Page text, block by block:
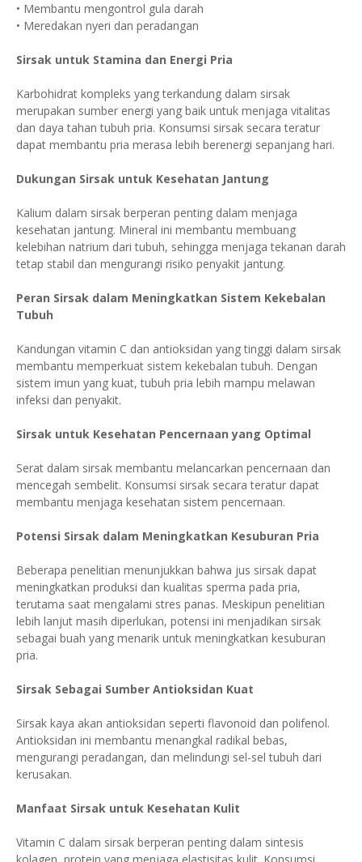
• Membantu mengontrol gula darah
• Meredakan nyeri dan peradangan
Sirsak untuk Stamina dan Energi Pria
Karbohidrat kompleks yang terkandung dalam sirsak
merupakan sumber energi yang baik untuk menjaga vitalitas
dan daya tahan tubuh pria. Konsumsi sirsak secara teratur
dapat membantu pria merasa lebih berenergi sepanjang hari.
Dukungan Sirsak untuk Kesehatan Jantung
Kalium dalam sirsak berperan penting dalam menjaga
kesehatan jantung. Mineral ini membantu membuang
kelebihan natrium dari tubuh, sehingga menjaga tekanan darah
tetap stabil dan mengurangi risiko penyakit jantung.
Peran Sirsak dalam Meningkatkan Sistem Kekebalan
Tubuh
Kandungan vitamin C dan antioksidan yang tinggi dalam sirsak
membantu memperkuat sistem kekebalan tubuh. Dengan
sistem imun yang kuat, tubuh pria lebih mampu melawan
infeksi dan penyakit.
Sirsak untuk Kesehatan Pencernaan yang Optimal
Serat dalam sirsak membantu melancarkan pencernaan dan
mencegah sembelit. Konsumsi sirsak secara teratur dapat
membantu menjaga kesehatan sistem pencernaan.
Potensi Sirsak dalam Meningkatkan Kesuburan Pria
Beberapa penelitian menunjukkan bahwa jus sirsak dapat
meningkatkan produksi dan kualitas sperma pada pria,
terutama saat mengalami stres panas. Meskipun penelitian
lebih lanjut masih diperlukan, potensi ini menjadikan sirsak
sebagai buah yang menarik untuk meningkatkan kesuburan
pria.
Sirsak Sebagai Sumber Antioksidan Kuat
Sirsak kaya akan antioksidan seperti flavonoid dan polifenol.
Antioksidan ini membantu menangkal radikal bebas,
mengurangi peradangan, dan melindungi sel-sel tubuh dari
kerusakan.
Manfaat Sirsak untuk Kesehatan Kulit
Vitamin C dalam sirsak berperan penting dalam sintesis